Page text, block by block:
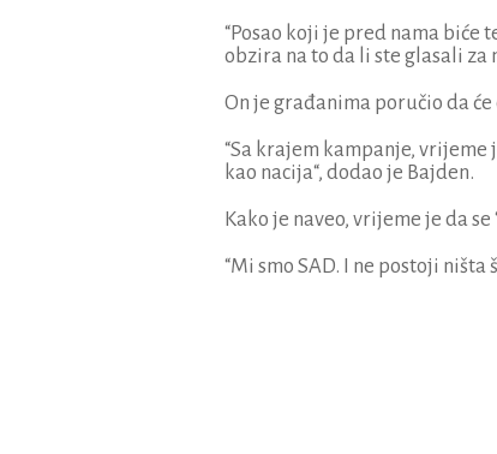
“Posao koji je pred nama biće
obzira na to da li ste glasali za
On je građanima poručio da
“Sa krajem kampanje,
kao nacija“, dodao je Bajden.
Kako je naveo, vrijeme je da
“Mi smo SAD. I ne postoji